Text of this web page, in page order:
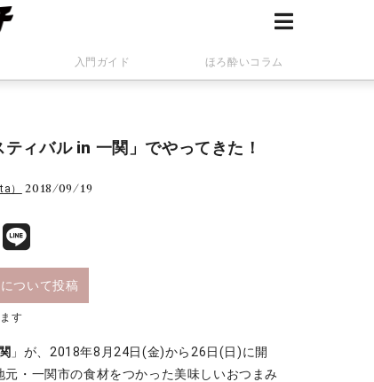
入門ガイド ほろ酔いコラム
ィバル in 一関」でやってきた！
） 2018/09/19
ついて投稿
す
」が、2018年8月24日(金)から26日(日)に開
元・一関市の食材をつかった美味しいおつまみ